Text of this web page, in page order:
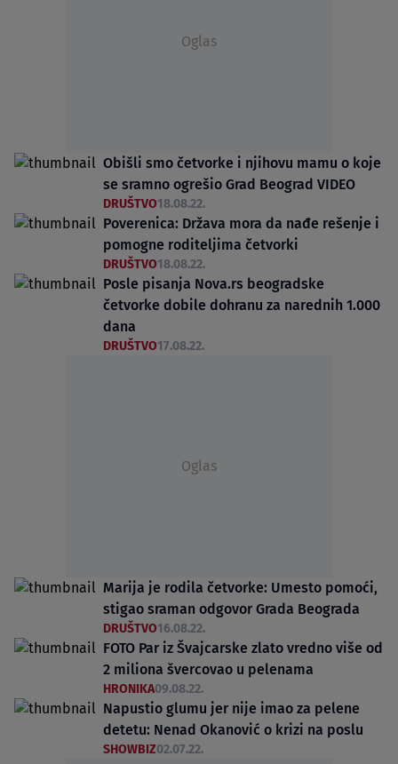
Oglas
Obišli smo četvorke i njihovu mamu o koje
se sramno ogrešio Grad Beograd VIDEO
DRUŠTVO18.08.22.
Poverenica: Država mora da nađe rešenje i
pomogne roditeljima četvorki
DRUŠTVO18.08.22.
Posle pisanja Nova.rs beogradske
četvorke dobile dohranu za narednih 1.000
dana
DRUŠTVO17.08.22.
Oglas
Marija je rodila četvorke: Umesto pomoći,
stigao sraman odgovor Grada Beograda
DRUŠTVO16.08.22.
FOTO Par iz Švajcarske zlato vredno više od
2 miliona švercovao u pelenama
HRONIKA09.08.22.
Napustio glumu jer nije imao za pelene
detetu: Nenad Okanović o krizi na poslu
SHOWBIZ02.07.22.